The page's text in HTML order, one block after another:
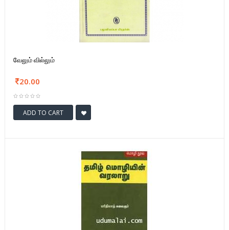
வேலும் வில்லும்
20.00
ADD TO CART